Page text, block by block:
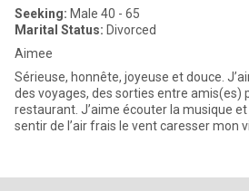
Seeking: Male 40 - 65
Marital Status: Divorced
Aimee
Sérieuse, honnête, joyeuse et douce.
des voyages, des sorties entre amis(es)
restaurant. J’aime écouter la musique
sentir de l’air frais le vent caresser mon